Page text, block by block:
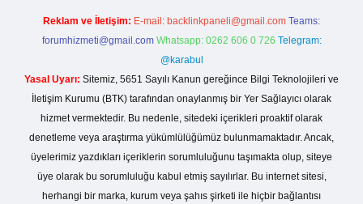
Reklam ve İletişim: E-mail: backlinkpaneli@gmail.com Teams:
forumhizmeti@gmail.com Whatsapp: 0262 606 0 726 Telegram:
@karabul
Yasal Uyarı: Sitemiz, 5651 Sayılı Kanun gereğince Bilgi Teknolojileri ve
İletişim Kurumu (BTK) tarafından onaylanmış bir Yer Sağlayıcı olarak
hizmet vermektedir. Bu nedenle, sitedeki içerikleri proaktif olarak
denetleme veya araştırma yükümlülüğümüz bulunmamaktadır. Ancak,
üyelerimiz yazdıkları içeriklerin sorumluluğunu taşımakta olup, siteye
üye olarak bu sorumluluğu kabul etmiş sayılırlar. Bu internet sitesi,
herhangi bir marka, kurum veya şahıs şirketi ile hiçbir bağlantısı